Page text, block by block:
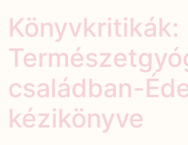
Könyvkritikák:
családban-
kézikönyve